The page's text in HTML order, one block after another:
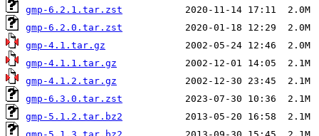
gmp-6.2.1.tar.zst
gmp-6.2.0.tar.zst
gmp-4.1.tar.gz
gmp-4.1.1.tar.gz
gmp-4.1.2.tar.gz
gmp-6.3.0.tar.zst
gmp-5.1.2.tar.bz2